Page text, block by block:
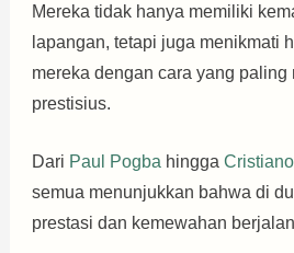
Mereka tidak hanya memiliki
lapangan, tetapi juga menikmati
mereka dengan cara yang paling
prestisius.
Dari Paul Pogba hingga
semua menunjukkan bahwa di
prestasi dan kemewahan